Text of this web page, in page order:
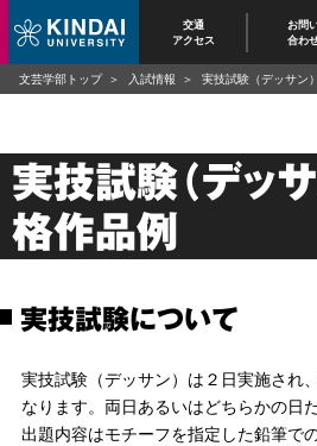
交通
アクセス
お問
合わ
実技試験（デッ
格作品例
実技試験について
実技試験（デッサン）は２日実施され
なります。両日あるいはどちらかの日
出題内容はモチーフを指定した鉛筆で
文芸学部トップ 入試情報 実技試験（デッサン